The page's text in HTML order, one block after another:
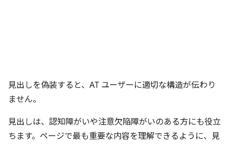
見出しを偽装すると、AT ユーザーに適切な構造が伝わり
ません。
見出しは、認知障がいや注意欠陥障がいのある方にも役立
ちます。ページで最も重要な内容を理解できるように、見